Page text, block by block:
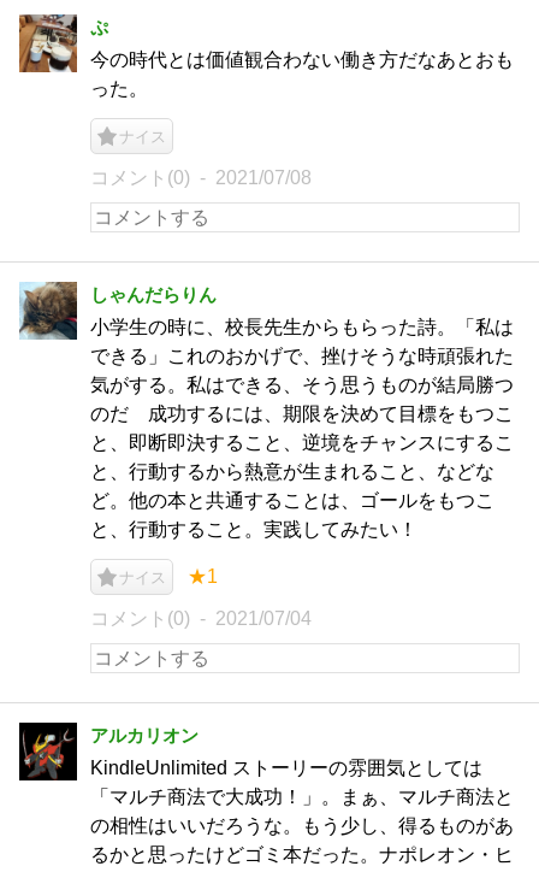
ぷ
今の時代とは価値観合わない働き方だなあとおも
った。
ナイス
コメント(0) 2021/07/08
しゃんだらりん
小学生の時に、校長先生からもらった詩。「私は
できる」これのおかげで、挫けそうな時頑張れた
気がする。私はできる、そう思うものが結局勝つ
のだ 成功するには、期限を決めて目標をもつこ
と、即断即決すること、逆境をチャンスにするこ
と、行動するから熱意が生まれること、などな
ど。他の本と共通することは、ゴールをもつこ
と、行動すること。実践してみたい！
ナイス ★1
コメント(0) 2021/07/04
アルカリオン
KindleUnlimited ストーリーの雰囲気としては
「マルチ商法で大成功！」。まぁ、マルチ商法と
の相性はいいだろうな。もう少し、得るものがあ
るかと思ったけどゴミ本だった。ナポレオン・ヒ